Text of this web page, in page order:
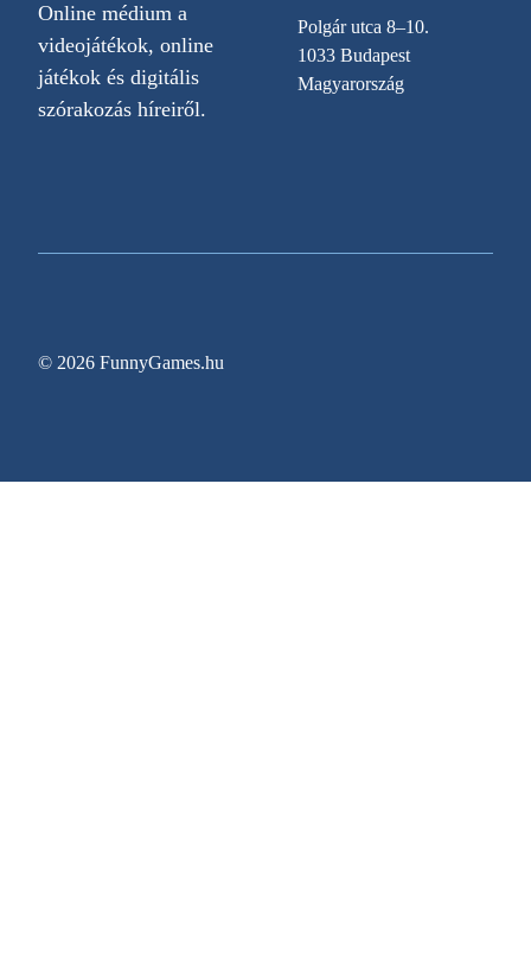
Online médium a
videojátékok, online
játékok és digitális
szórakozás híreiről.
Polgár utca 8–10.
1033 Budapest
Magyarország
© 2026 FunnyGames.hu
Adatvédelem